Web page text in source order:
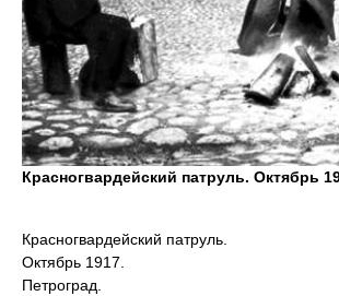
Красногвардейский патруль. Октябрь
Красногвардейский патруль.
Октябрь 1917.
Петроград.